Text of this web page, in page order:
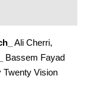
Ali Cherri,
Bassem Fayad
Twenty Vision